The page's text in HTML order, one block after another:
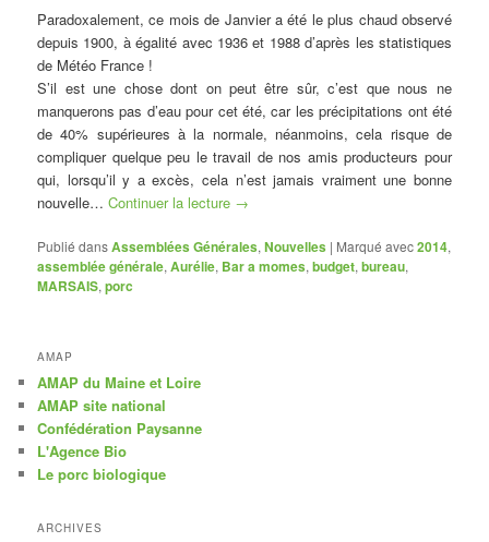
Paradoxalement, ce mois de Janvier a été le plus chaud observé
depuis 1900, à égalité avec 1936 et 1988 d’après les statistiques
de Météo France !
S’il est une chose dont on peut être sûr, c’est que nous ne
manquerons pas d’eau pour cet été, car les précipitations ont été
de 40% supérieures à la normale, néanmoins, cela risque de
compliquer quelque peu le travail de nos amis producteurs pour
qui, lorsqu’il y a excès, cela n’est jamais vraiment une bonne
nouvelle…Continuer la lecture →
Publié dansAssemblées Générales,Nouvelles | Marqué avec2014,
assemblée générale,Aurélie, Bar a momes,budget,bureau,
MARSAIS,porc
AMAP
AMAP du Maine et Loire
AMAP site national
Confédération Paysanne
L'Agence Bio
Le porc biologique
ARCHIVES